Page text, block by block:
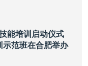
能培训启动仪式
范班在合肥举办